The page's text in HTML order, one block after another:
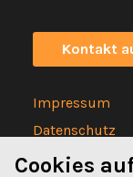
Kontakt
Impressum
Datenschutz
Statuten
Cookies